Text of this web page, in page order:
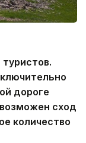
дороге
сход
количество